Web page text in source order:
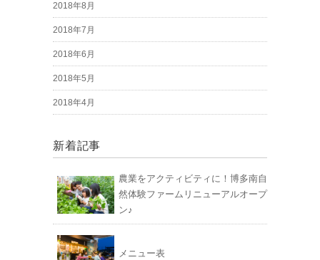
2018年8月
2018年7月
2018年6月
2018年5月
2018年4月
新着記事
農業をアクティビティに！博多南自
然体験ファームリニューアルオープ
ン♪
メニュー表